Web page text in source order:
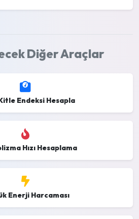
Diğer Araçlar
Endeksi Hesapla
Hızı Hesaplama
Enerji Harcaması